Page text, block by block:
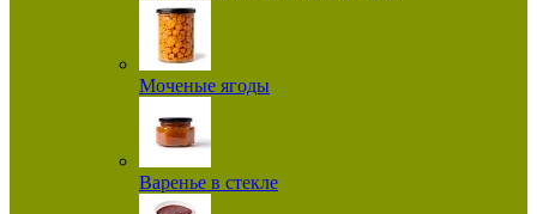
Моченые ягоды
Варенье в стекле